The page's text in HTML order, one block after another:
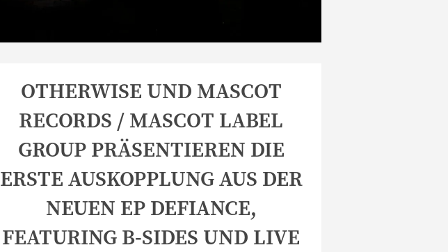
OTHERWISE UND MASCOT
RECORDS / MASCOT LABEL
GROUP PRÄSENTIEREN DIE
ERSTE AUSKOPPLUNG AUS DER
NEUEN EP DEFIANCE,
FEATURING B-SIDES UND LIVE